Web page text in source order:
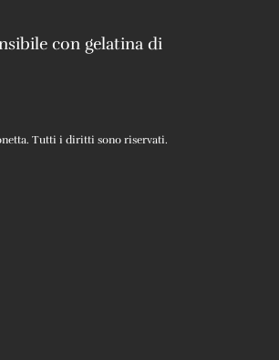
con gelatina di
Tutti i diritti sono riservati.